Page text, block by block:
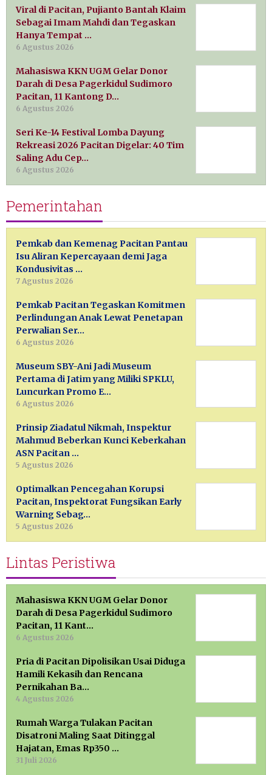
Viral di Pacitan, Pujianto Bantah Klaim
Sebagai Imam Mahdi dan Tegaskan
Hanya Tempat …
6 Agustus 2026
Mahasiswa KKN UGM Gelar Donor
Darah di Desa Pagerkidul Sudimoro
Pacitan, 11 Kantong D…
6 Agustus 2026
Seri Ke-14 Festival Lomba Dayung
Rekreasi 2026 Pacitan Digelar: 40 Tim
Saling Adu Cep…
6 Agustus 2026
Pemerintahan
Pemkab dan Kemenag Pacitan Pantau
Isu Aliran Kepercayaan demi Jaga
Kondusivitas …
7 Agustus 2026
Pemkab Pacitan Tegaskan Komitmen
Perlindungan Anak Lewat Penetapan
Perwalian Ser…
6 Agustus 2026
Museum SBY-Ani Jadi Museum
Pertama di Jatim yang Miliki SPKLU,
Luncurkan Promo E…
6 Agustus 2026
Prinsip Ziadatul Nikmah, Inspektur
Mahmud Beberkan Kunci Keberkahan
ASN Pacitan …
5 Agustus 2026
Optimalkan Pencegahan Korupsi
Pacitan, Inspektorat Fungsikan Early
Warning Sebag…
5 Agustus 2026
Lintas Peristiwa
Mahasiswa KKN UGM Gelar Donor
Darah di Desa Pagerkidul Sudimoro
Pacitan, 11 Kant…
6 Agustus 2026
Pria di Pacitan Dipolisikan Usai Diduga
Hamili Kekasih dan Rencana
Pernikahan Ba…
4 Agustus 2026
Rumah Warga Tulakan Pacitan
Disatroni Maling Saat Ditinggal
Hajatan, Emas Rp350 …
31 Juli 2026